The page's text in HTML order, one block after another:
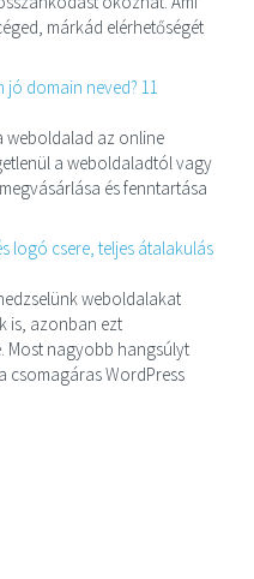
márkád elérhetőségét
domain neved? 11
weboldalad az online
a weboldaladtól vagy
és fenntartása
logó csere, teljes átalakulás
weboldalakat
is, azonban ezt
Most nagyobb hangsúlyt
csomagáras WordPress